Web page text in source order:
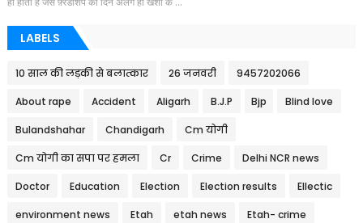
LABELS
10 साल की लड़की से बलात्कार 26 जनवरी 9457202066
About rape Accident Aligarh B.J.P Bjp Blind love
Bulandshahar Chandigarh Cm योगी
Cm योगी का सपा पर हमला Cr Crime Delhi NCR news
Doctor Education Election Election results Ellectic
environment news Etah etah news Etah- crime